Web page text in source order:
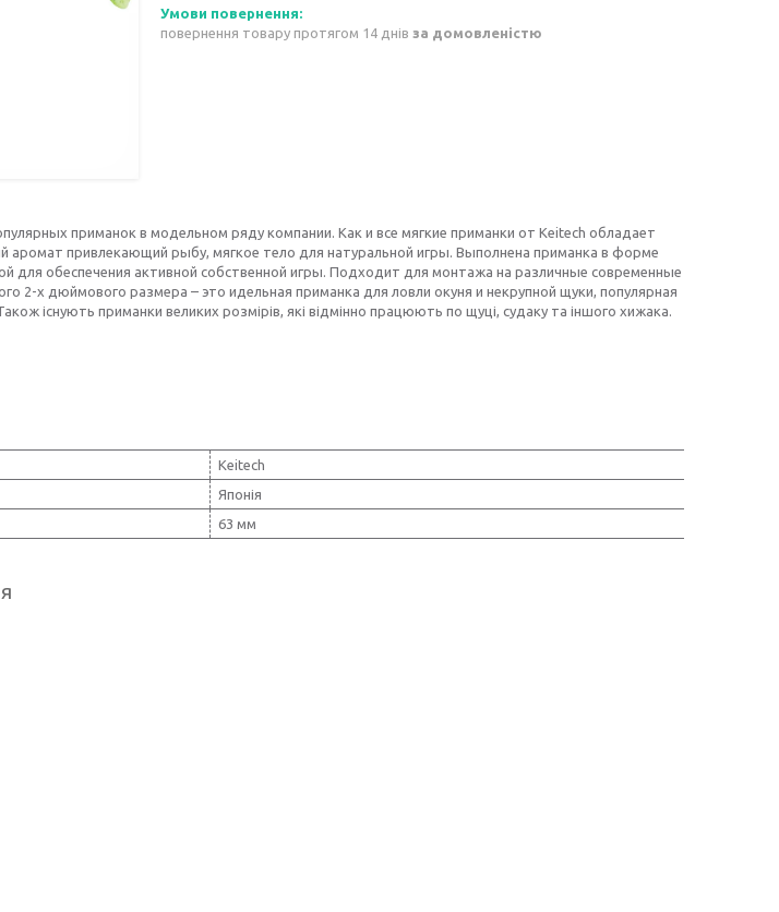
повернення товару протягом 14 днів за домовленістю
приманок в модельном ряду компании. Как и все мягкие приманки от Keitech обладает
аромат привлекающий рыбу, мягкое тело для натуральной игры. Выполнена приманка в форме
для обеспечения активной собственной игры. Подходит для монтажа на различные современные
2-х дюймового размера – это идельная приманка для ловли окуня и некрупной щуки, популярная
існують приманки великих розмірів, які відмінно працюють по щуці, судаку та іншого хижака.
Keitech
Японія
63 мм